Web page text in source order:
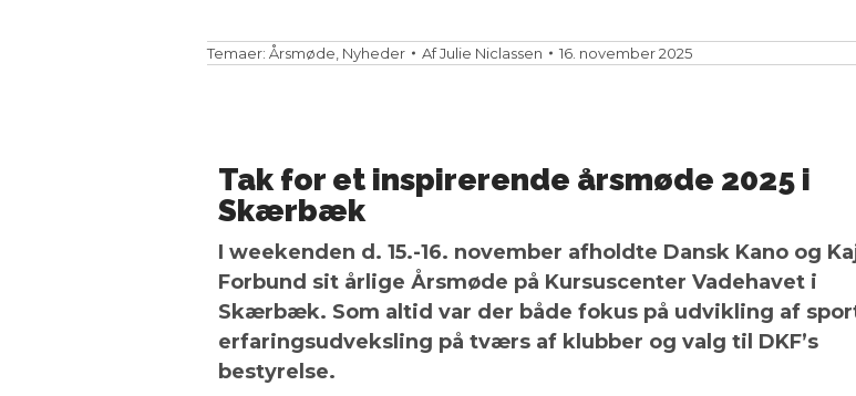
Temaer: Årsmøde Nyheder AfJulie Niclassen 16. november 2025
Tak for et inspirerende årsmøde 2025 i
Skærbæk
I weekenden d. 15.-16. november afholdte Dansk Kano og
Forbund sit årlige Årsmøde på Kursuscenter Vadehavet i
Skærbæk. Som altid var der både fokus på udvikling af
erfaringsudveksling på tværs af klubber og valg til DKF’s
bestyrelse.